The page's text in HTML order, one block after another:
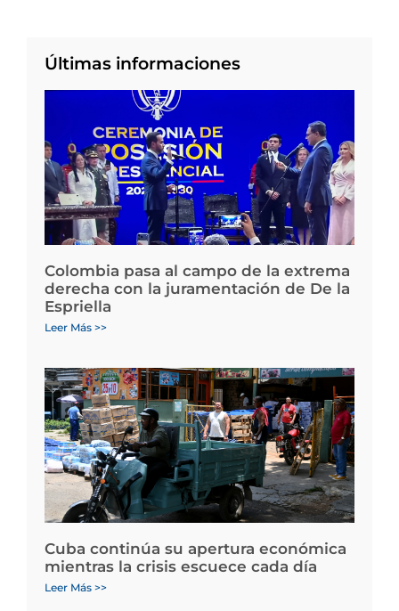
Últimas informaciones
Colombia pasa al campo de la extrema
derecha con la juramentación de De la
Espriella
Leer Más >>
Cuba continúa su apertura económica
mientras la crisis escuece cada día
Leer Más >>